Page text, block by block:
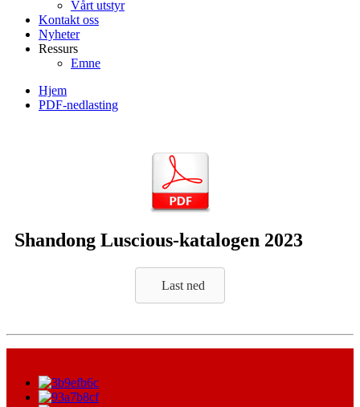
Vårt utstyr
Kontakt oss
Nyheter
Ressurs
Emne
Hjem
PDF-nedlasting
Shandong Luscious-katalogen 2023
Last ned